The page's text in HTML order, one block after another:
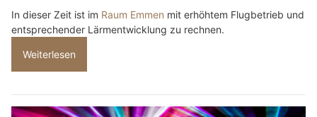
In dieser Zeit ist im Raum Emmen mit erhöhtem Flugbetrieb und
entsprechender Lärmentwicklung zu rechnen.
Weiterlesen